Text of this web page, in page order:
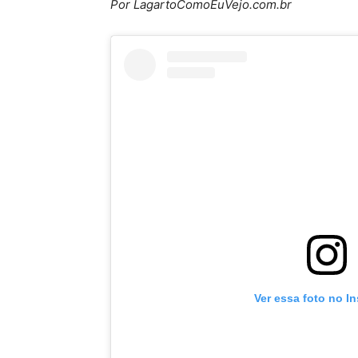
Por LagartoComoEuVejo.com.br
Ver essa foto no